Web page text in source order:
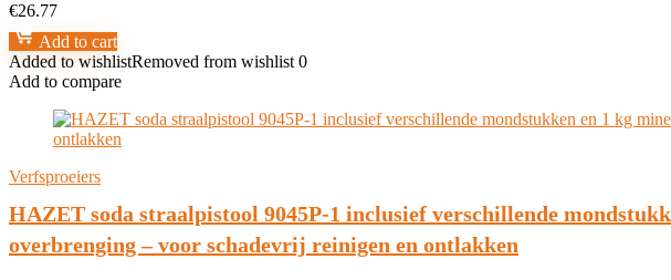
€26.77
Add to cart
Added to wishlistRemoved from wishlist 0
Add to compare
Verfsproeiers
HAZET soda straalpistool 9045P-1 inclusief verschillende
overbrenging – voor schadevrij reinigen en ontlakken